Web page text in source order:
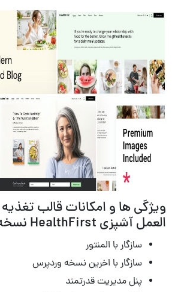
ویژگی ها و امکانات قالب
العمل آشپزی HealthFirst نسخه 1.0.1
سازگار با المنتور
سازگار با اخرین نسخه وردپرس
پنل مدیریت قدرتمند